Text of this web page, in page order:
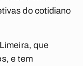
do cotidiano
que
e tem